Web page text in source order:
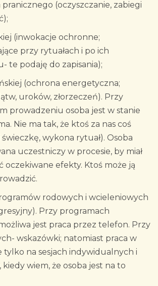
(oczyszczanie, zabiegi
(inwokacje ochronne;
przy rytuałach i po ich
te podaję do zapisania);
(ochrona energetyczna;
uroków, złorzeczeń). Przy
prowadzeniu osoba jest w stanie
Nie ma tak, że ktoś za nas coś
wykona rytuał). Osoba
uczestniczy w procesie, by miał
oczekiwane efekty. Ktoś może ją
rodowych i wcieleniowych
Przy programach
jest praca przez telefon. Przy
wskazówki; natomiast praca w
tylko na sesjach indywidualnych i
wiem, że osoba jest na to